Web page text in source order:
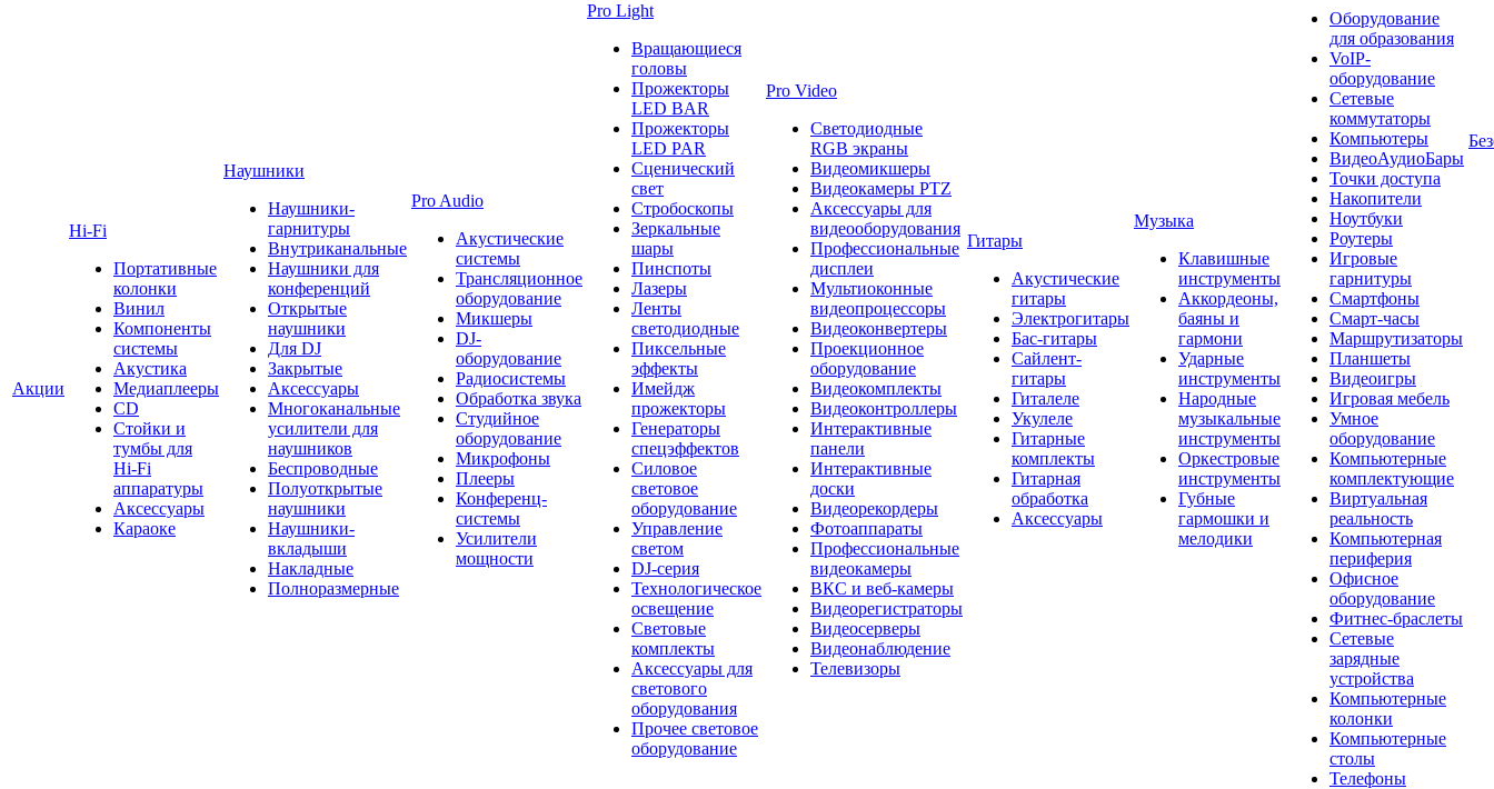
Акции
Hi-Fi
Портативные
колонки
Винил
Компоненты
системы
Акустика
Медиаплееры
CD
Стойки и
тумбы для
Hi-Fi
аппаратуры
Аксессуары
Караоке
Наушники
Наушники-
гарнитуры
Внутриканальные
Наушники для
конференций
Открытые
наушники
Для DJ
Закрытые
Аксессуары
Многоканальные
усилители для
наушников
Беспроводные
Полуоткрытые
наушники
Наушники-
вкладыши
Накладные
Полноразмерные
Pro Audio
Акустические
системы
Трансляционное
оборудование
Микшеры
DJ-
оборудование
Радиосистемы
Обработка звука
Студийное
оборудование
Микрофоны
Плееры
Конференц-
системы
Усилители
мощности
Pro Light
Вращающиеся
головы
Прожекторы
LED BAR
Прожекторы
LED PAR
Сценический
свет
Стробоскопы
Зеркальные
шары
Пинспоты
Лазеры
Ленты
светодиодные
Пиксельные
эффекты
Имейдж
прожекторы
Генераторы
спецэффектов
Силовое
световое
оборудование
Управление
светом
DJ-серия
Технологическое
освещение
Световые
комплекты
Аксессуары для
светового
оборудования
Прочее световое
оборудование
Pro Video
Светодиодные
RGB экраны
Видеомикшеры
Видеокамеры PTZ
Аксессуары для
видеооборудования
Профессиональные
дисплеи
Мультиоконные
видеопроцессоры
Видеоконвертеры
Проекционное
оборудование
Видеокомплекты
Видеоконтроллеры
Интерактивные
панели
Интерактивные
доски
Видеорекордеры
Фотоаппараты
Профессиональные
видеокамеры
ВКС и веб-камеры
Видеорегистраторы
Видеосерверы
Видеонаблюдение
Телевизоры
Гитары
Акустические
гитары
Электрогитары
Бас-гитары
Сайлент-
гитары
Гиталеле
Укулеле
Гитарные
комплекты
Гитарная
обработка
Аксессуары
Музыка
Клавишные
инструменты
Аккордеоны,
баяны и
гармони
Ударные
инструменты
Народные
музыкальные
инструменты
Оркестровые
инструменты
Губные
гармошки и
мелодики
Оборудование
для образования
VoIP-
оборудование
Сетевые
коммутаторы
Компьютеры
ВидеоАудиоБары
Точки доступа
Накопители
Ноутбуки
Роутеры
Игровые
гарнитуры
Смартфоны
Смарт-часы
Маршрутизаторы
Планшеты
Видеоигры
Игровая мебель
Умное
оборудование
Компьютерные
комплектующие
Виртуальная
реальность
Компьютерная
периферия
Офисное
оборудование
Фитнес-браслеты
Сетевые
зарядные
устройства
Компьютерные
колонки
Компьютерные
столы
Телефоны